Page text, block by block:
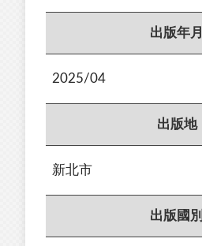
出版年月
2025/04
出版地
新北市
出版國別